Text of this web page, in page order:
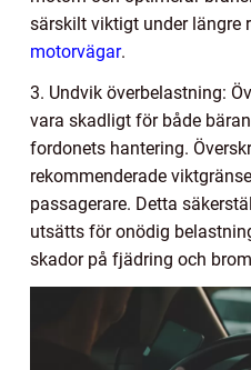
särskilt viktigt under längre
motorvägar.
3. Undvik överbelastning:
vara skadligt för både
fordonets hantering.
rekommenderade
passagerare. Detta
utsätts för onödig
skador på fjädring och